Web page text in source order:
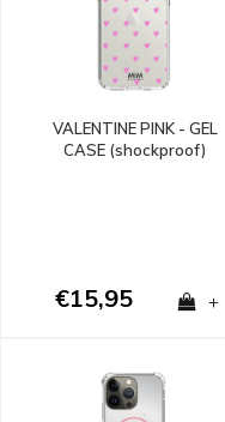
VALENTINE PINK - GEL
CASE (shockproof)
€15,95 +